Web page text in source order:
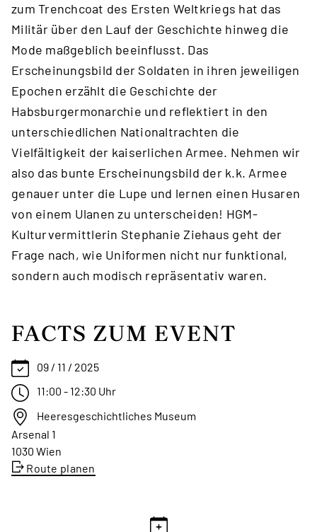
zum Trenchcoat des Ersten Weltkriegs hat das
Militär über den Lauf der Geschichte hinweg die
Mode maßgeblich beeinflusst. Das
Erscheinungsbild der Soldaten in ihren jeweiligen
Epochen erzählt die Geschichte der
Habsburgermonarchie und reflektiert in den
unterschiedlichen Nationaltrachten die
Vielfältigkeit der kaiserlichen Armee. Nehmen wir
also das bunte Erscheinungsbild der k.k. Armee
genauer unter die Lupe und lernen einen Husaren
von einem Ulanen zu unterscheiden! HGM-
Kulturvermittlerin Stephanie Ziehaus geht der
Frage nach, wie Uniformen nicht nur funktional,
sondern auch modisch repräsentativ waren.
FACTS ZUM EVENT
09 / 11 / 2025
11:00 - 12:30 Uhr
Heeresgeschichtliches Museum
Arsenal 1
1030 Wien
Route planen